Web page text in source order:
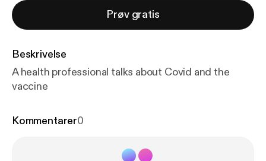
Prøv gratis
Beskrivelse
A health professional talks about Covid and the
vaccine
Kommentarer0